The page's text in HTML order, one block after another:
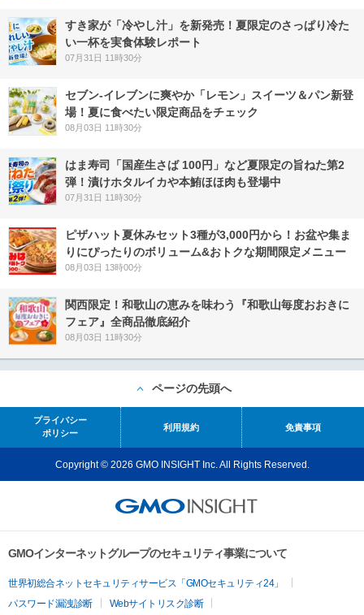
すき家が「冷やし汁」を新発売！夏限定のさっぱり冷た
い一杯を実食体験レポート
07月31日 11時30分
セブン‐イレブンに爽やか「レモン」スイーツ＆パン新登
場！夏に食べたい限定商品をチェック
08月03日 11時30分
はま寿司「国産生さば 100円」など夏限定の旨ねた第2
弾！漬けホタルイカや本鮪ほほ肉も登場中
07月31日 11時30分
ピザハット夏休みセット3種が3,000円から！お盆や集ま
りにぴったりのボリューム&おトクな期間限定メニュー
08月03日 13時00分
関西限定！和歌山の恵みを味わう『和歌山毎度おおきに
フェア』全商品徹底紹介
08月03日 11時30分
ページの先頭へ
プライバシー
ポリシー
利用規約 免責事項
Copyright © 2026 GMO INSIGHT Inc. All Rights Reserved.
GMOインターネットグループのセキュリティ事業について
世界初総合ネットセキュリティサービス「GMOセキュリティ24」
パスワード漏洩診断
Webサイトリスク診断